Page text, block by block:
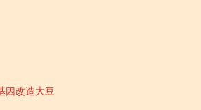
因改造大豆